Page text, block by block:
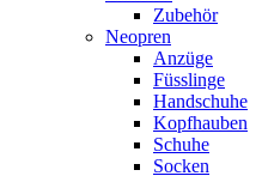
Zubehör
Neopren
Anzüge
Füsslinge
Handschuhe
Kopfhauben
Schuhe
Socken